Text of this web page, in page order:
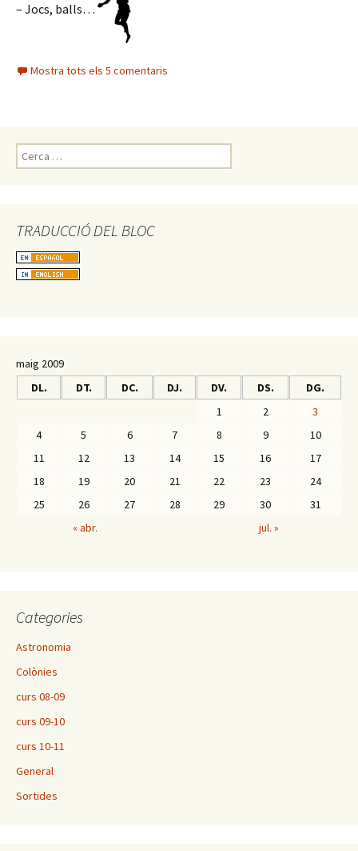
– Jocs, balls…
Mostra tots els 5 comentaris
e
TRADUCCIÓ DEL BLOC
maig 2009
DL.
DT. DC. DJ. DV. DS. DG.
« abr. jul. »
1 2
3
4
5 6 7 8 9
10
11
12 13 14 15 16
17
18
19 20 21 22 23
24
25
26 27 28 29 30 31
Categories
Astronomia
Colònies
curs 08-09
curs 09-10
curs 10-11
General
Sortides